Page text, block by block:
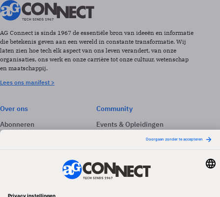
AG Connect is sinds 1967 de essentiële bron van ideeën en informatie
die betekenis geven aan een wereld in constante transformatie. Wij
laten zien hoe tech elk aspect van ons leven verandert, van onze
organisaties, ons werk en onze carrière tot onze cultuur, wetenschap
en maatschappij.
Lees ons manifest >
Over ons
Abonneren
Adverteren
Community
Events & Opleidingen